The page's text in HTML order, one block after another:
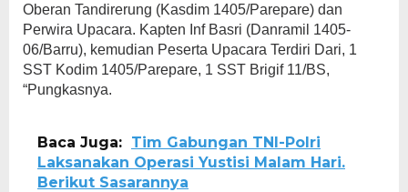
Oberan Tandirerung (Kasdim 1405/Parepare) dan
Perwira Upacara. Kapten Inf Basri (Danramil 1405-
06/Barru), kemudian Peserta Upacara Terdiri Dari, 1
SST Kodim 1405/Parepare, 1 SST Brigif 11/BS,
“Pungkasnya.
Baca Juga: Tim Gabungan TNI-Polri
Laksanakan Operasi Yustisi Malam Hari.
Berikut Sasarannya